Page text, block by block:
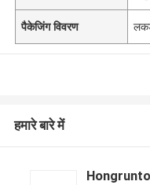
पैकेजिंग विवरण
हमारे बारे में